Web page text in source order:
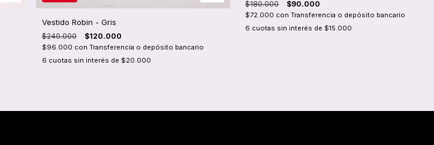
Vestido Robin - Gris
$240.000 $120.000
$96.000 con Transferencia o depósito bancario
6 cuotas sin interés de $20.000
$180.000 $90.000
$72.000 con Transferencia o depósito bancario
6 cuotas sin interés de $15.000